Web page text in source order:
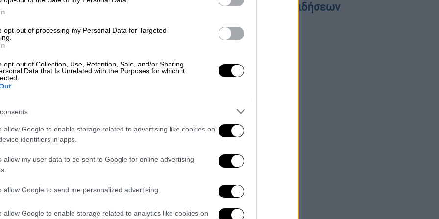
opt-out of processing my Personal Data for Targeted
opt-out of Collection, Use, Retention, Sale, and/or Sharing
Data that Is Unrelated with the Purposes for which it
allow Google to enable storage related to advertising like cookies on
identifiers in apps.
allow my user data to be sent to Google for online advertising
allow Google to send me personalized advertising.
allow Google to enable storage related to analytics like cookies on
ΗΠΑ ζητάει η ΕΕ
αποστολών κρίσιμης σημασίας
συστατικών των εμβολίων τα οποία
στην Ευρώπη
Κόσμος|19.11.2020 15:01
Τηλεδιάσκεψη με φόντο το τριπλό
βέτο στο Σχέδιο Μάρσαλ της ΕΕ
εναντιώνονται στη σύνδεση της
τον σεβασμό του κράτους δικαίου. Η
Κεντρικό δελτίο ειδήσεων